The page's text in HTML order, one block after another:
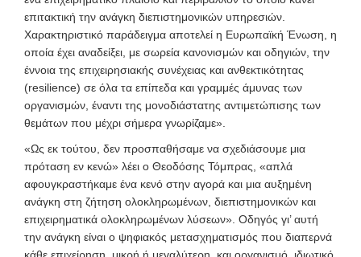
επιτακτική την ανάγκη διεπιστημονικών υπηρεσιών.
Χαρακτηριστικό παράδειγμα αποτελεί η Ευρωπαϊκή Ένωση, η
οποία έχει αναδείξει, με σωρεία κανονισμών και οδηγιών, την
έννοια της επιχειρησιακής συνέχειας και ανθεκτικότητας
(resilience) σε όλα τα επίπεδα και γραμμές άμυνας των
οργανισμών, έναντι της μονοδιάστατης αντιμετώπισης των
θεμάτων που μέχρι σήμερα γνωρίζαμε».
«Ως εκ τούτου, δεν προσπαθήσαμε να σχεδιάσουμε μια
πρόταση εν κενώ» λέει ο Θεοδόσης Τόμπρας, «απλά
αφουγκραστήκαμε ένα κενό στην αγορά και μια αυξημένη
ανάγκη στη ζήτηση ολοκληρωμένων, διεπιστημονικών και
επιχειρηματικά ολοκληρωμένων λύσεων». Οδηγός γι’ αυτή
την ανάγκη είναι ο ψηφιακός μετασχηματισμός που διαπερνά